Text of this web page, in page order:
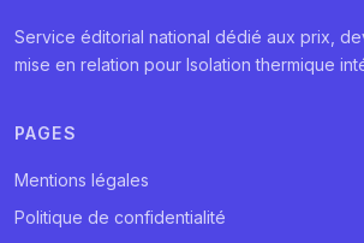
Service éditorial national dédié aux prix,
mise en relation pour Isolation thermique
PAGES
Mentions légales
Politique de confidentialité